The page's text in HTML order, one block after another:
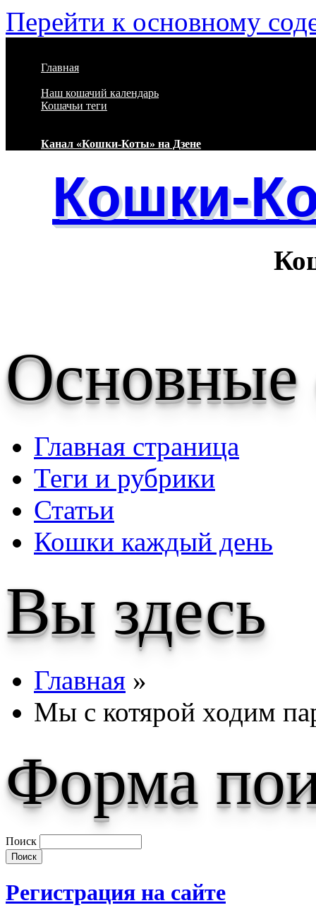
Перейти к основному
Главная
Наш кошачий календарь
Кошачьи теги
Канал «Кошки-Коты» на Дзене
Кошки-
Кошачий
Основные
Главная страница
Теги и рубрики
Статьи
Кошки каждый день
Вы здесь
Главная »
Мы с котярой ходим
Форма
Поиск
Регистрация на сайте